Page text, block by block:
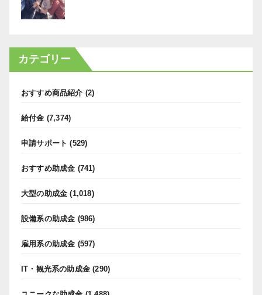
カテゴリー
おすすめ商品紹介 (2)
給付金 (7,374)
申請サポート (529)
おすすめ助成金 (741)
大型の助成金 (1,018)
設備系の助成金 (986)
雇用系の助成金 (597)
IT・観光系の助成金 (290)